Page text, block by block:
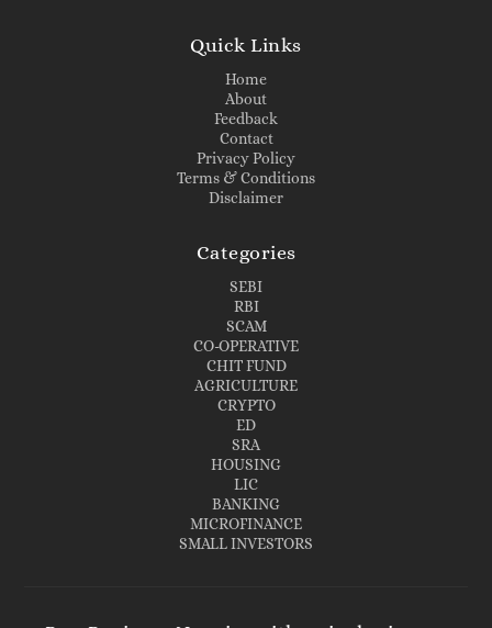
Quick Links
Home
About
Feedback
Contact
Privacy Policy
Terms & Conditions
Disclaimer
Categories
SEBI
RBI
SCAM
CO-OPERATIVE
CHIT FUND
AGRICULTURE
CRYPTO
ED
SRA
HOUSING
LIC
BANKING
MICROFINANCE
SMALL INVESTORS